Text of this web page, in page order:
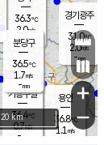
용인
36.8℃
1.1 m/s
경기광주
31.0℃
2.0m/s
-mm
36.3℃
2.0m/s
-mm
기흥구갈
36.4℃
0.7m/s
-
분당구
36.5℃
1.7m/s
-mm
+
−
20 km